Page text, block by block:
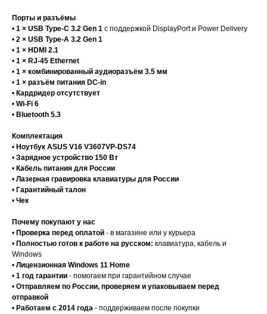
Порты и разъёмы
• 1 × USB Type-C 3.2 Gen 1 с поддержкой DisplayPort и Power Delivery
• 2 × USB Type-A 3.2 Gen 1
• 1 × HDMI 2.1
• 1 × RJ-45 Ethernet
• 1 × комбинированный аудиоразъём 3.5 мм
• 1 × разъём питания DC-in
• Кардридер отсутствует
• Wi-Fi 6
• Bluetooth 5.3
Комплектация
• Ноутбук ASUS V16 V3607VP-DS74
• Зарядное устройство 150 Вт
• Кабель питания для России
• Лазерная гравировка клавиатуры для России
• Гарантийный талон
• Чек
Почему покупают у нас
• Проверка перед оплатой - в магазине или у курьера
• Полностью готов к работе на русском: клавиатура, кабель и
Windows
• Лицензионная Windows 11 Home
• 1 год гарантии - помогаем при гарантийном случае
• Отправляем по России, проверяем и упаковываем перед
отправкой
• Работаем с 2014 года - поддерживаем после покупки